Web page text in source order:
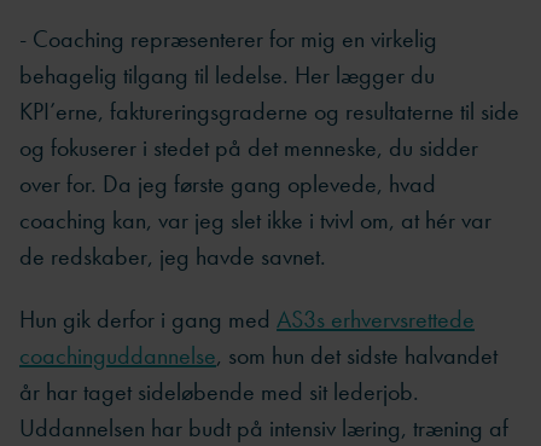
- Coaching repræsenterer for mig en virkelig
behagelig tilgang til ledelse. Her lægger du
KPI’erne, faktureringsgraderne og resultaterne til side
og fokuserer i stedet på det menneske, du sidder
over for. Da jeg første gang oplevede, hvad
coaching kan, var jeg slet ikke i tvivl om, at hér var
de redskaber, jeg havde savnet.
Hun gik derfor i gang med AS3s erhvervsrettede
coachinguddannelse, som hun det sidste halvandet
år har taget sideløbende med sit lederjob.
Uddannelsen har budt på intensiv læring, træning af